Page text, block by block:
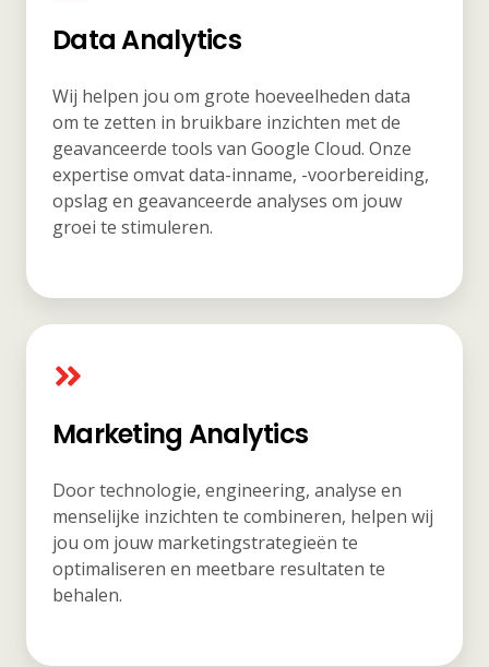
Data Analytics
Wij helpen jou om grote hoeveelheden data
om te zetten in bruikbare inzichten met de
geavanceerde tools van Google Cloud. Onze
expertise omvat data-inname, -voorbereiding,
opslag en geavanceerde analyses om jouw
groei te stimuleren.
Marketing Analytics
Door technologie, engineering, analyse en
menselijke inzichten te combineren, helpen wij
jou om jouw marketingstrategieën te
optimaliseren en meetbare resultaten te
behalen.